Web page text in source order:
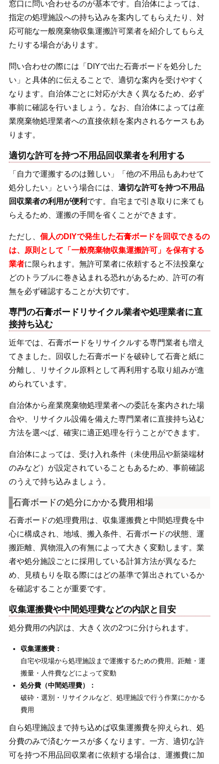
窓口に問い合わせるのが基本です。自治体によっては、
指定の処理施設への持ち込みを案内してもらえたり、対
応可能な一般廃棄物収集運搬許可業者を紹介してもらえ
たりする場合があります。
問い合わせの際には「DIYで出た石膏ボードを処分した
い」と具体的に伝えることで、適切な案内を受けやすく
なります。自治体ごとに対応が大きく異なるため、必ず
事前に確認を行いましょう。なお、自治体によっては産
業廃棄物処理業者への直接依頼を案内されるケースもあ
ります。
適切な許可を持つ不用品回収業者を利用する
「自力で運搬するのは難しい」「他の不用品もあわせて
処分したい」という場合には、 適切な許可を持つ不用品
回収業者の利用が便利 です。自宅まで引き取りに来ても
らえるため、運搬の手間を省くことができます。
ただし、 個人のDIYで発生した石膏ボードを回収できるの
は、原則として「一般廃棄物収集運搬許可」を保有する
業者に限られます。無許可業者に依頼すると不法投棄な
どのトラブルに巻き込まれる恐れがあるため、許可の有
無を必ず確認することが大切です。
専門の石膏ボードリサイクル業者や処理業者に直
接持ち込む
近年では、石膏ボードをリサイクルする専門業者も増え
てきました。回収した石膏ボードを破砕して石膏と紙に
分離し、リサイクル原料として再利用する取り組みが進
められています。
自治体から産業廃棄物処理業者への委託を案内された場
合や、リサイクル設備を備えた専門業者に直接持ち込む
方法を選べば、確実に適正処理を行うことができます。
自治体によっては、受け入れ条件（未使用品や新築端材
のみなど）が設定されていることもあるため、事前確認
のうえで持ち込みましょう。
石膏ボードの処分にかかる費用相場
石膏ボードの処理費用は、収集運搬費と中間処理費を中
心に構成され、地域、搬入条件、石膏ボードの状態、運
搬距離、異物混入の有無によって大きく変動します。業
者や処分施設ごとに採用している計算方法が異なるた
め、見積もりを取る際にはどの基準で算出されているか
を確認することが重要です。
収集運搬費や中間処理費などの内訳と目安
処分費用の内訳は、大きく次の2つに分けられます。
収集運搬費：
自宅や現場から処理施設まで運搬するための費用。距離・運
搬量・人件費などによって変動
処分費（中間処理費）：
破砕・選別・リサイクルなど、処理施設で行う作業にかかる
費用
自ら処理施設まで持ち込めば収集運搬費を抑えられ、処
分費のみで済むケースが多くなります。一方、適切な許
可を持つ不用品回収業者に依頼する場合は、運搬費に加